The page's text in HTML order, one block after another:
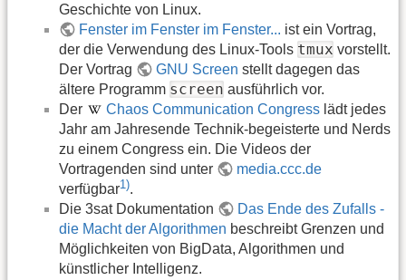
Geschichte von Linux.
Fenster im Fenster im Fenster... ist ein Vortrag,
der die Verwendung des Linux-Tools tmux vorstellt.
Der Vortrag
GNU Screen stellt dagegen das
ältere Programm screen ausführlich vor.
Der
Chaos Communication Congress lädt jedes
Jahr am Jahresende Technik-begeisterte und Nerds
zu einem Congress ein. Die Videos der
Vortragenden sind unter
media.ccc.de
verfügbar1).
Die 3sat Dokumentation
Das Ende des Zufalls -
die Macht der Algorithmen beschreibt Grenzen und
Möglichkeiten von BigData, Algorithmen und
künstlicher Intelligenz.